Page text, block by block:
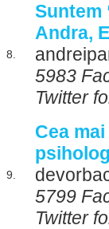
8.
Suntem
Andra,
5983
Twitter
9.
Cea
5799
Twitter